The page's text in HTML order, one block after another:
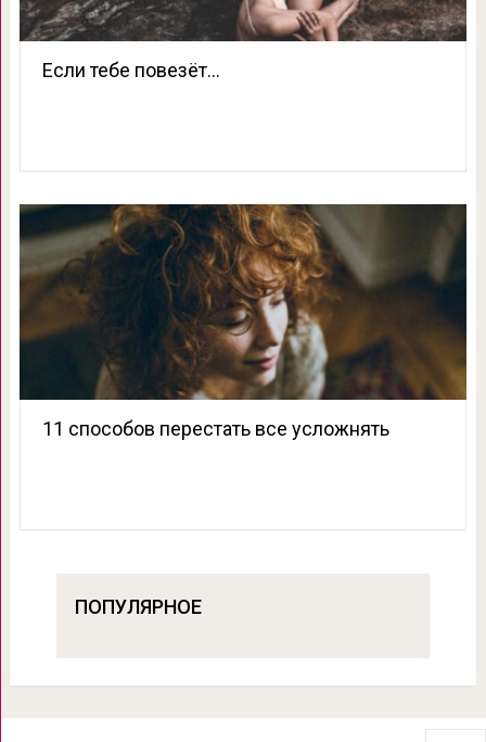
Если тебе повезёт…
11 способов перестать все усложнять
ПОПУЛЯРНОЕ